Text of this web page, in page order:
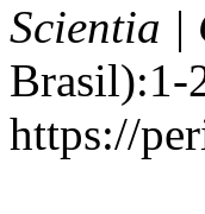
Scientia |
Brasil):1-
https://